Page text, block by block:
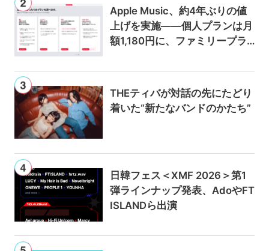
Apple Music、約4年ぶりの値
上げを実施——個人プランは月
額1,180円に、ファミリープラ
THEティバが対話の先にたどり
着いた“新たなバンドのかたち”
日韓フェス＜XMF 2026＞第1
弾ラインナップ発表、AdoやFT
ISLANDら出演